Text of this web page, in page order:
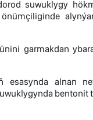
suwuklygy
garmakdan
esasynda alnan
bentonit